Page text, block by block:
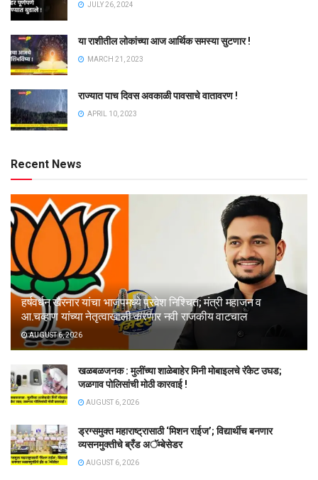
JULY 26, 2024
या राशीतील लोकांच्या आज आर्थिक समस्या सुटणार !
MARCH 21, 2023
राज्यात पाच दिवस अवकाळी पावसाचे वातावरण !
APRIL 10, 2023
Recent News
हर्षवर्धन खैरनार यांचा भाजपमध्ये प्रवेश निश्चित; मंत्री महाजन व
आ.चव्हाण यांच्या नेतृत्वाखाली करणार नवी राजकीय वाटचाल
AUGUST 6, 2026
खळबळजनक : मुलींच्या शाळेबाहेर मिनी मोबाइलचे रॅकेट उघड;
जळगाव पोलिसांची मोठी कारवाई !
AUGUST 6, 2026
ड्रग्समुक्त महाराष्ट्रासाठी ‘मिशन राईज’; विद्यार्थीच बनणार
व्यसनमुक्तीचे ब्रँड अॅम्बेसेडर
AUGUST 6, 2026